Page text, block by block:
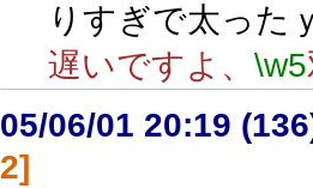
りすぎで太った
遅いですよ、 \w5
05/06/01 20:19
2]